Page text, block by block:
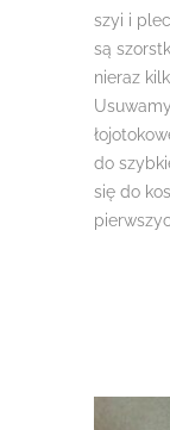
szyi i
są
nieraz
do
się do